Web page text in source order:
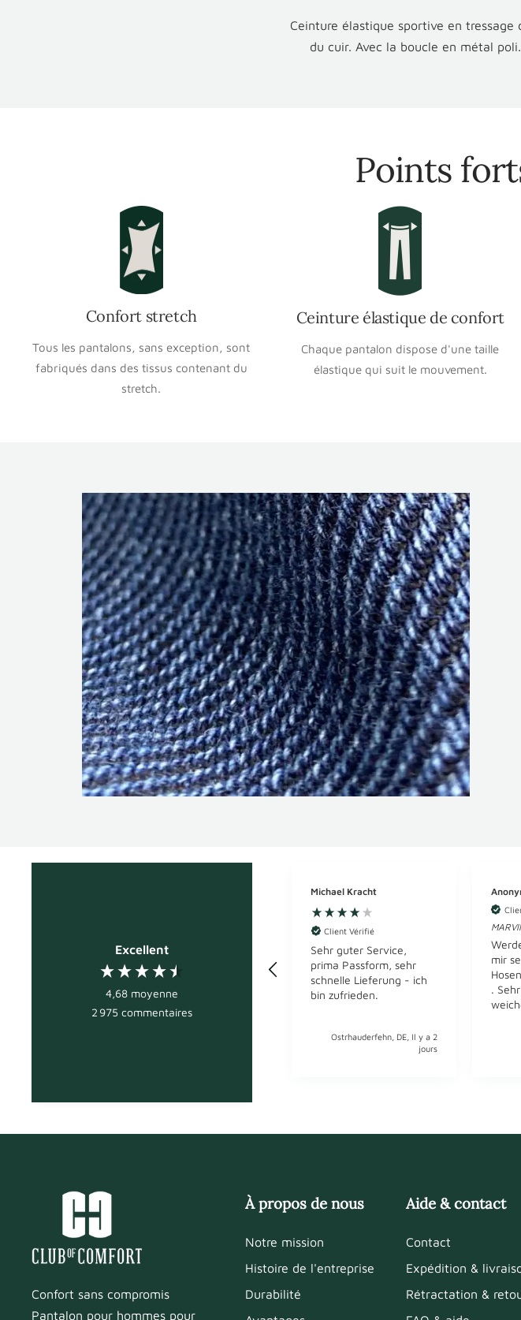
Ceinture élastique sportive en
du cuir. Avec la boucle en métal
Points
Confort stretch
Tous les pantalons, sans exception, sont
fabriqués dans des tissus contenant du
stretch.
Ceinture élastique de confort
Chaque pantalon dispose d'une taille
élastique qui suit le mouvement.
Excellent
4,68 moyenne
2 975 commentaires
Michael Kracht
Client Vérifié
Sehr guter Service,
prima Passform, sehr
schnelle Lieferung - ich
bin zufrieden.
Ostrhauderfehn, DE, Il y a 2
jours
mir
.
Confort sans compromis
Pantalon pour hommes pour
À propos de nous
Notre mission
Histoire de l'entreprise
Durabilité
Aide & contact
Contact
Expédition &
Rétractation &